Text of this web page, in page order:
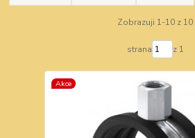
Zobrazuji 1-10 z 10
strana z 1
Akce